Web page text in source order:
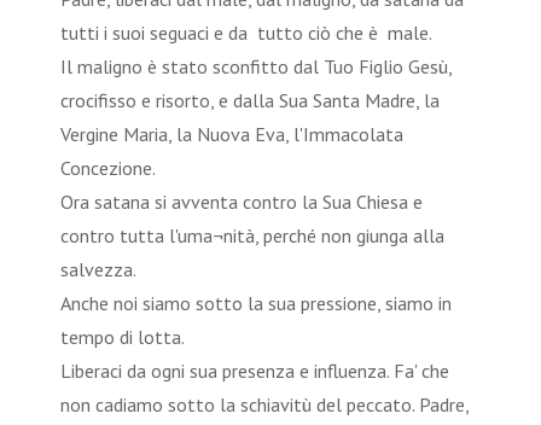
tutti i suoi seguaci e da tutto ciò che è male.
Il maligno è stato sconfitto dal Tuo Figlio Gesù,
crocifisso e risorto, e dalla Sua Santa Madre, la
Vergine Maria, la Nuova Eva, l'Immacolata
Concezione.
Ora satana si avventa contro la Sua Chiesa e
contro tutta l'uma¬nità, perché non giunga alla
salvezza.
Anche noi siamo sotto la sua pressione, siamo in
tempo di lotta.
Liberaci da ogni sua presenza e influenza. Fa' che
non cadiamo sotto la schiavitù del peccato. Padre,